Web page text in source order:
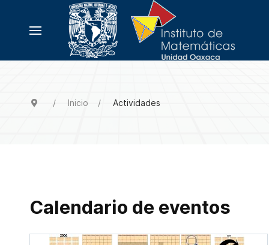
Inicio Actividades
Calendario de eventos